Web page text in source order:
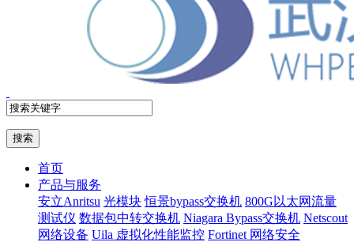
首页
产品与服务
安立Anritsu 光模块 恒景bypass交换机 800G以太网流量
测试仪 数据包中转交换机 Niagara Bypass交换机 Netscout
网络设备 Uila 虚拟化性能监控 Fortinet 网络安全